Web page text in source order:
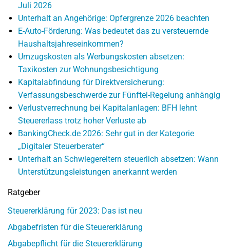
Juli 2026
Unterhalt an Angehörige: Opfergrenze 2026 beachten
E-Auto-Förderung: Was bedeutet das zu versteuernde
Haushaltsjahreseinkommen?
Umzugskosten als Werbungskosten absetzen:
Taxikosten zur Wohnungsbesichtigung
Kapitalabfindung für Direktversicherung:
Verfassungsbeschwerde zur Fünftel-Regelung anhängig
Verlustverrechnung bei Kapitalanlagen: BFH lehnt
Steuererlass trotz hoher Verluste ab
BankingCheck.de 2026: Sehr gut in der Kategorie
„Digitaler Steuerberater“
Unterhalt an Schwiegereltern steuerlich absetzen: Wann
Unterstützungsleistungen anerkannt werden
Ratgeber
Steuererklärung für 2023: Das ist neu
Abgabefristen für die Steuererklärung
Abgabepflicht für die Steuererklärung